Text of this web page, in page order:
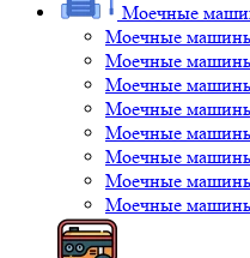
Моечные
Моечные
Моечные
Моечные
Моечные
Моечные
Моечные
Моечные
Моечные